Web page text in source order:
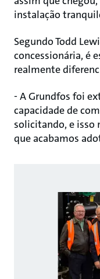
instalação
Segundo Todd
concessionária, é
realmente
- A Grundfos foi
capacidade de
solicitando, e isso
que acabamos